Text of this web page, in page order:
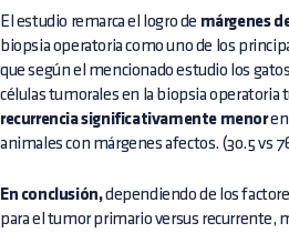
El estudio remarca el logro de márgenes
biopsia operatoria como uno de los
que según el mencionado estudio los
células tumorales en la biopsia operatoria
recurrencia significativamente menoren
animales con márgenes afectos. (30.5 vs
En conclusión,dependiendo de los
para el tumor primario versus recurrente,